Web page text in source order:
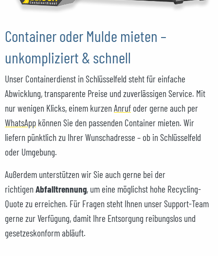
Container oder Mulde mieten –
unkompliziert & schnell
Unser Containerdienst in Schlüsselfeld steht für einfache
Abwicklung, transparente Preise und zuverlässigen Service. Mit
nur wenigen Klicks, einem kurzen Anruf oder gerne auch per
WhatsApp können Sie den passenden Container mieten. Wir
liefern pünktlich zu Ihrer Wunschadresse – ob in Schlüsselfeld
oder Umgebung.
Außerdem unterstützen wir Sie auch gerne bei der
richtigen Abfalltrennung, um eine möglichst hohe Recycling-
Quote zu erreichen. Für Fragen steht Ihnen unser Support-Team
gerne zur Verfügung, damit Ihre Entsorgung reibungslos und
gesetzeskonform abläuft.